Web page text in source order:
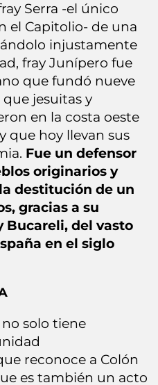
Serra -el único
el Capitolio- de una
injustamente
fray Junípero fue
que fundó nueve
jesuitas y
en la costa oeste
que hoy llevan sus
Fue un defensor
originarios y
destitución de un
gracias a su
Bucareli, del vasto
en el siglo
solo tiene
reconoce a Colón
es también un acto